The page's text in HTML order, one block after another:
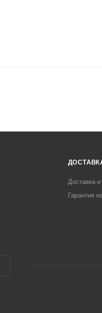
Доставка
Гарантия